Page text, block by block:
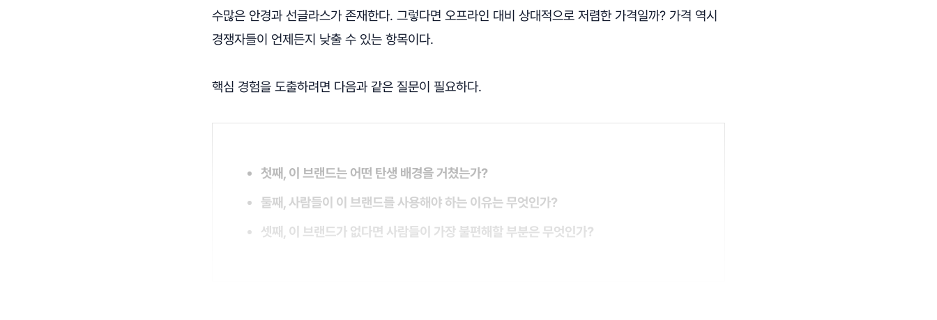
수많은 안경과 선글라스가 존재한다. 그렇다면 오프라인 대비 상대적으로 저렴한 가격일까? 가격 역시
경쟁자들이 언제든지 낮출 수 있는 항목이다.
핵심 경험을 도출하려면 다음과 같은 질문이 필요하다.
첫째, 이 브랜드는 어떤 탄생 배경을 거쳤는가?
둘째, 사람들이 이 브랜드를 사용해야 하는 이유는 무엇인가?
셋째, 이 브랜드가 없다면 사람들이 가장 불편해할 부분은 무엇인가?